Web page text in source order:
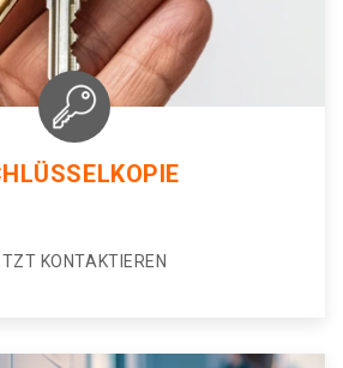
KONTAKTIEREN